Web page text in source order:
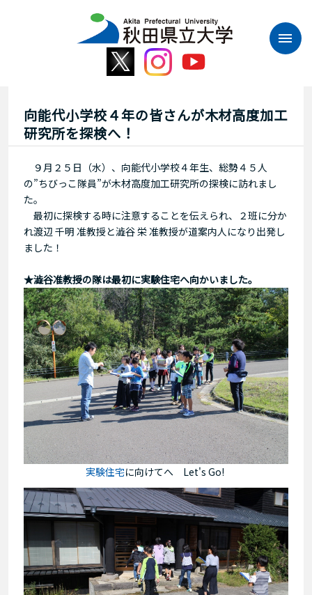
向能代小学校４年の皆さんが木材高度加工
研究所を探検へ！
９月２５日（水）、向能代小学校４年生、総勢４５人
の”ちびっこ隊員”が木材高度加工研究所の探検に訪れまし
た。
最初に探検する時に注意することを伝えられ、２班に分か
れ渡辺 千明 准教授と澁谷 栄 准教授が道案内人になり出発し
ました！
★澁谷准教授の隊は最初に実験住宅へ向かいました。
実験住宅に向けてへ Let's Go!